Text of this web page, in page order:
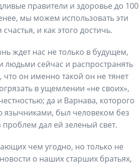
правители и здоровье до 100
мы можем использовать эти
и как этого достичь.
ждет нас не только в будущем,
сейчас и распространять
он именно такой он не тянет
в ущемлении «не своих»,
да и Варнава, которого
язычниками, был человеком без
дал ей зеленый свет.
чем угодно, но только не
о наших старших братьях,